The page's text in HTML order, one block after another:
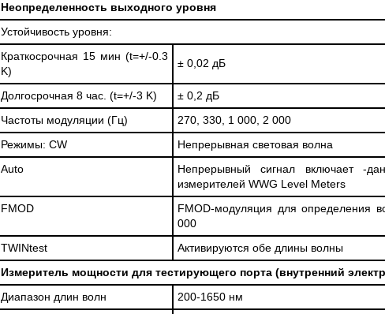
Неопределенность выходного уровня
Устойчивость уровня:
Краткосрочная 15 мин (t=+/-0.3
K)
± 0,02 дБ
Долгосрочная 8 час. (t=+/-3 K)
± 0,2 дБ
Частоты модуляции (Гц)
270, 330, 1 000, 2 000
Режимы: CW
Непрерывная световая волна
Auto
Непрерывный сигнал включает -
измерителей WWG Level Meters
FMOD
FMOD-модуляция для определения
000
TWINtest
Активируются обе длины волны
Измеритель мощности для тестирующего порта (внутренний
Диапазон длин волн
200-1650 нм